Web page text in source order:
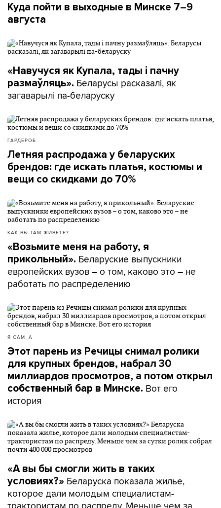
Куда пойти в выходные в Минске 7–9
августа
«Навучуся як Купала, тады і пачну
размаўляць». Беларусы расказалі, як
загаварылі па-беларуску
ГАРДЕРОБ
Летняя распродажа у беларуских
брендов: где искать платья, костюмы и
вещи со скидками до 70%
КАК ВЫ ТАМ ЖИВЕТЕ?
«Возьмите меня на работу, я
прикольный». Беларуские выпускники
европейских вузов – о том, каково это – не
работать по распределению
Я САМ_А
Этот парень из Речицы снимал ролики
для крупных брендов, набрал 30
миллиардов просмотров, а потом открыл
собственный бар в Минске. Вот его
история
«А вы бы смогли жить в таких
условиях?» Беларуска показала жилье,
которое дали молодым специалистам-